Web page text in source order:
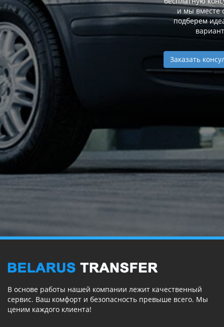
и мы вместе
подберем
Заказать
В основе работы нашей компании лежит качественный
сервис. Ваш комфорт и безопасность превыше всего. Мы
ценим каждого клиента!